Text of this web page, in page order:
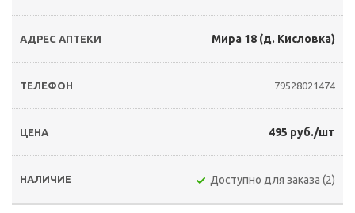
Мира 18 (д. Кисловка)
79528021474
495 руб./шт
Доступно для заказа (2)